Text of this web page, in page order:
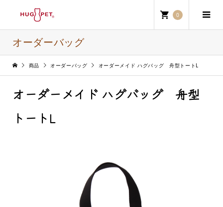
0
オーダーバッグ
商品 オーダーバッグ オーダーメイド ハグバッグ 舟型トートL
オーダーメイド ハグバッグ 舟型
トートL